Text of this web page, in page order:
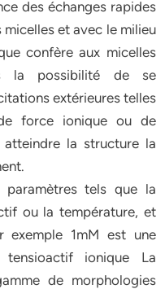
des échanges rapides
micelles et avec le milieu
confère aux micelles
la possibilité de se
extérieures telles
force ionique ou de
la structure la
tels que la
ou la température, et
exemple 1mM est une
ionique La
de morphologies